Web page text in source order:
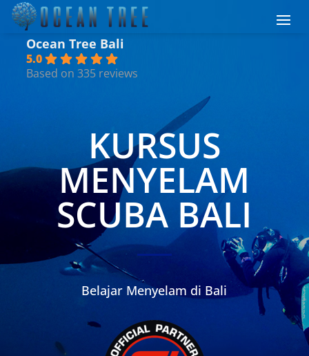
Ocean Tree Bali
5.0
Based on 335 reviews
KURSUS
MENYELAM
SCUBA BALI
Belajar Menyelam di Bali